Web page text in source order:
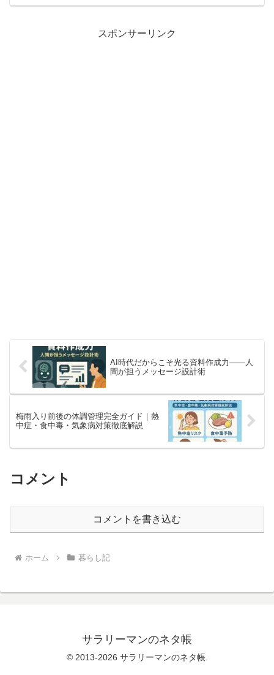
スポンサーリンク
AI時代だからこそ光る資料作成力――人
間が担うメッセージ設計術
梅雨入り前後の体調管理完全ガイド｜熱
中症・食中毒・気象病対策徹底解説
コメント
コメントを書き込む
ホーム 暮らし記
サラリーマンのネタ帳
© 2013-2026 サラリーマンのネタ帳.